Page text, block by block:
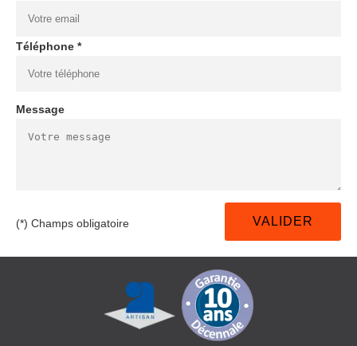
Téléphone *
Message
(*) Champs obligatoire